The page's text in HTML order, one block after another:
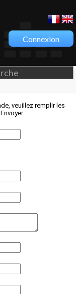
Connexion
veuillez remplir les
: